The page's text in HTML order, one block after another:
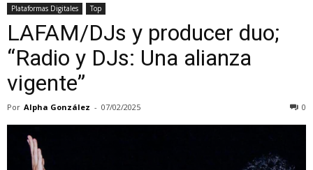
Plataformas Digitales
Top
LAFAM/DJs y producer duo;
“Radio y DJs: Una alianza
vigente”
Por Alpha González - 07/02/2025 0